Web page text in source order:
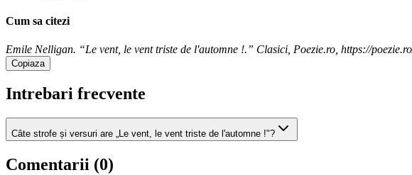
Cum sa citezi
Emile Nelligan. “Le vent, le vent triste de l'automne !.” Clasici, Poezie.ro, https://
Copiaza
Intrebari frecvente
Câte strofe și versuri are „Le vent, le vent triste de l'automne !"?
Comentarii (0)